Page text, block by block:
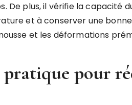
De plus, il vérifie la capacité
et à conserver une
et les déformations
pour